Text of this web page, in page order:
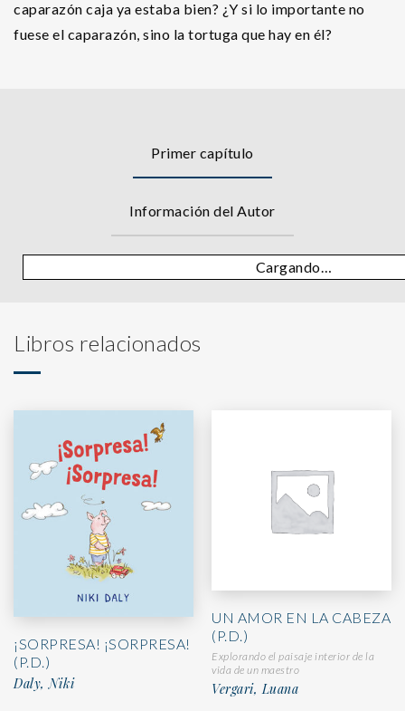
caparazón caja ya estaba bien? ¿Y si lo importante no
fuese el caparazón, sino la tortuga que hay en él?
Primer capítulo
Información del Autor
Cargando…
Libros relacionados
¡SORPRESA! ¡SORPRESA!
(P.D.)
Daly, Niki
UN AMOR EN LA CABEZA
(P.D.)
Explorando el paisaje interior de la
vida de un maestro
Vergari, Luana